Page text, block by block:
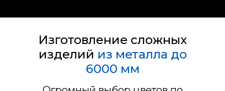
Изготовление сложных
изделий из металла до
6000 мм